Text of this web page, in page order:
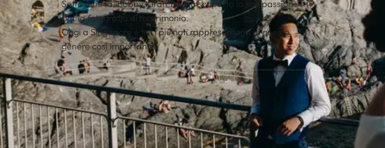
Sette anni fa, Bobby Kiran Yeo ha scoperto la sua passione
per la fotografia di matrimonio.
Oggi a Singapore è tra i più noti rappresentanti di questo
genere così importante.